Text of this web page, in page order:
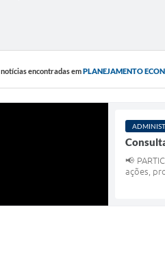
notícias encontradas emPLANEJAMENTO
📢
ações,